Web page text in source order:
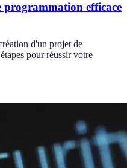
programmation efficace
d'un projet de
pour réussir votre